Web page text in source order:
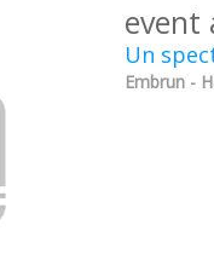
event
Un
Embrun -